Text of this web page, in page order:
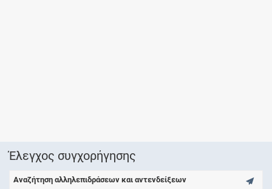
Έλεγχος συγχορήγησης
Αναζήτηση αλληλεπιδράσεων και αντενδείξεων